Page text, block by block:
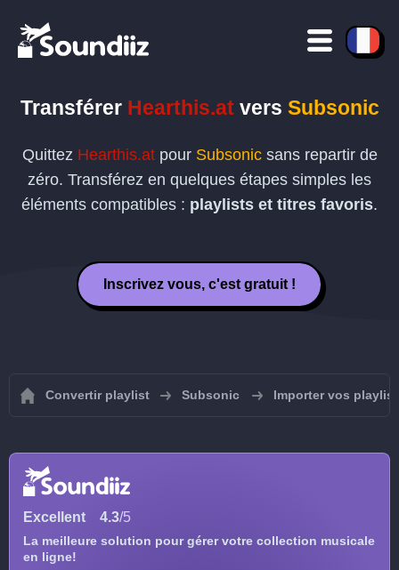
Transférer Hearthis.atvers Subsonic
Quittez Hearthis.atpour Subsonicsans repartir de
zéro. Transférez en quelques étapes simples les
éléments compatibles : playlists et titres favoris.
Inscrivez vous, c'est gratuit !
Convertir playlist Subsonic Importer vos
Excellent 4.3/5
La meilleure solution pour gérer votre collection musicale
en ligne!